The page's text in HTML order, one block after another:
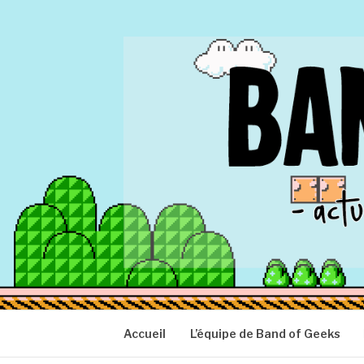
BAND OF
Actu Geek d'hier et d'aujourd'hui
Accueil L’équipe de Band of Geeks